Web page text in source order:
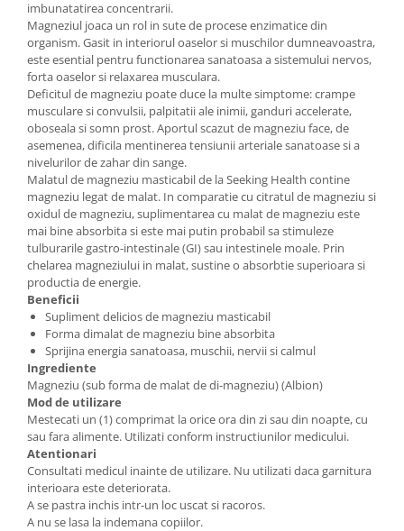
imbunatatirea concentrarii.
Magneziul joaca un rol in sute de procese enzimatice din
organism. Gasit in interiorul oaselor si muschilor dumneavoastra,
este esential pentru functionarea sanatoasa a sistemului nervos,
forta oaselor si relaxarea musculara.
Deficitul de magneziu poate duce la multe simptome: crampe
musculare si convulsii, palpitatii ale inimii, ganduri accelerate,
oboseala si somn prost. Aportul scazut de magneziu face, de
asemenea, dificila mentinerea tensiunii arteriale sanatoase si a
nivelurilor de zahar din sange.
Malatul de magneziu masticabil de la Seeking Health contine
magneziu legat de malat. In comparatie cu citratul de magneziu si
oxidul de magneziu, suplimentarea cu malat de magneziu este
mai bine absorbita si este mai putin probabil sa stimuleze
tulburarile gastro-intestinale (GI) sau intestinele moale. Prin
chelarea magneziului in malat, sustine o absorbtie superioara si
productia de energie.
Beneficii
Supliment delicios de magneziu masticabil
Forma dimalat de magneziu bine absorbita
Sprijina energia sanatoasa, muschii, nervii si calmul
Ingrediente
Magneziu (sub forma de malat de di-magneziu) (Albion)
Mod de utilizare
Mestecati un (1) comprimat la orice ora din zi sau din noapte, cu
sau fara alimente. Utilizati conform instructiunilor medicului.
Atentionari
Consultati medicul inainte de utilizare. Nu utilizati daca garnitura
interioara este deteriorata.
A se pastra inchis intr-un loc uscat si racoros.
A nu se lasa la indemana copiilor.